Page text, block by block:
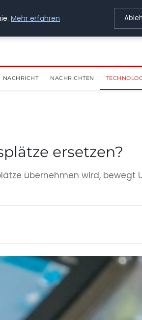
NACHRICHT NACHRICHTEN
ersetzen?
übernehmen wird, bewegt
Mehr erfahren